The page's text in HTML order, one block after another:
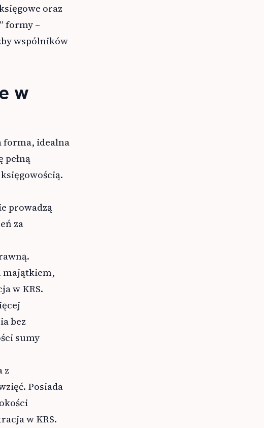
oraz
formy –
wspólników
w
forma, idealna
pełną
prowadzą
za
majątkiem,
w KRS.
bez
sumy
z
Posiada
w KRS.